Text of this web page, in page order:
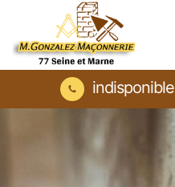
indisponible